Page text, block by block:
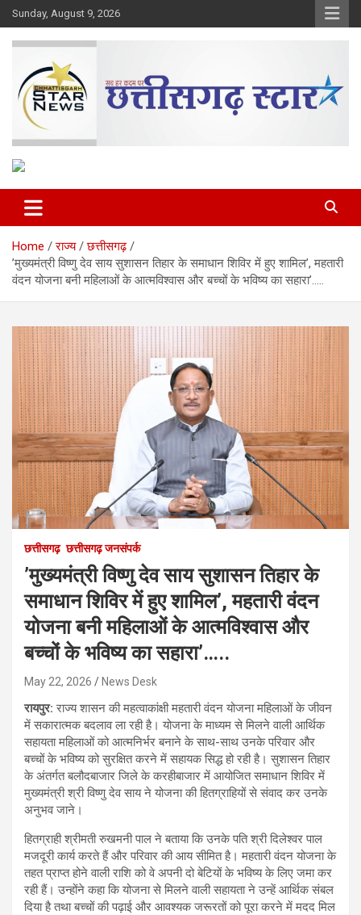
Skip
to
content
Sunday, August 9, 2026
Chhattisgarh Star
Home राज्य
छत्तीसगढ़
’मुख्यमंत्री विष्णु देव साय सुशासन तिहार के समाधान शिविर में हुए शामिल’, महतारी
वंदन योजना बनी महिलाओं के आत्मविश्वास और बच्चों के भविष्य का सहारा’…..
छत्तीसगढ़ छत्तीसगढ़ जनसंपर्क
’मुख्यमंत्री विष्णु देव साय सुशासन तिहार के
समाधान शिविर में हुए शामिल’, महतारी वंदन
योजना बनी महिलाओं के आत्मविश्वास और
बच्चों के भविष्य का सहारा’…..
May 22, 2026 News Desk
रायपुर:राज्य शासन की महत्वाकांक्षी महतारी वंदन योजना महिलाओं के जीवन
में सकारात्मक बदलाव ला रही है। योजना के माध्यम से मिलने वाली आर्थिक
सहायता महिलाओं को आत्मनिर्भर बनाने के साथ-साथ उनके परिवार और
बच्चों के भविष्य को सुरक्षित करने में सहायक सिद्ध हो रही है। सुशासन तिहार
के अंतर्गत बलौदबाजार जिले के करहीबाजार में आयोजित समाधान शिविर में
मुख्यमंत्री श्री विष्णु देव साय ने योजना की हितग्राहियों से संवाद कर उनके
अनुभव जाने।
हितग्राही श्रीमती रुखमनी पाल ने बताया कि उनके पति श्री दिलेश्वर पाल
मजदूरी कार्य करते हैं और परिवार की आय सीमित है। महतारी वंदन योजना के
तहत प्राप्त होने वाली राशि को वे अपनी दो बेटियों के भविष्य के लिए जमा कर
रही हैं। उन्होंने कहा कि योजना से मिलने वाली सहायता ने उन्हें आर्थिक संबल
दिया है तथा बच्चों की पढ़ाई और आवश्यक जरूरतों को पूरा करने में मदद मिल